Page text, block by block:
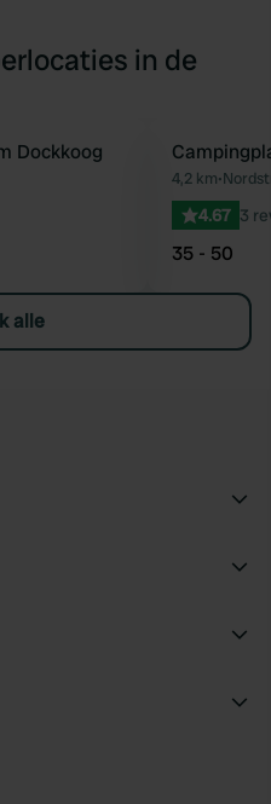
in de
Favoriet
Dockkoog
4,2 km•
4.67 3
35 - 50
alle